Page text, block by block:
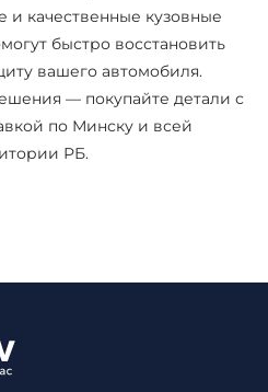
и качественные кузовные
быстро восстановить
вашего автомобиля.
— покупайте детали с
по Минску и всей
РБ.